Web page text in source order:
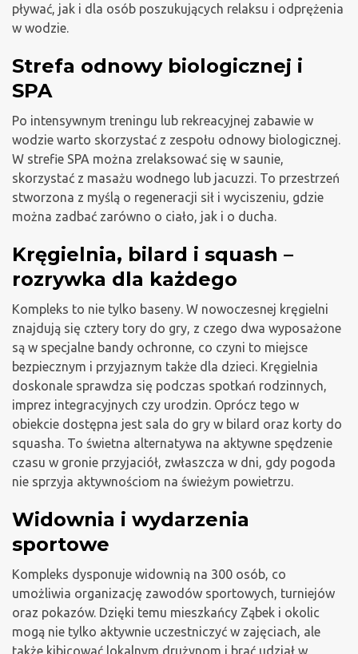
pływać, jak i dla osób poszukujących relaksu i odprężenia
w wodzie.
Strefa odnowy biologicznej i
SPA
Po intensywnym treningu lub rekreacyjnej zabawie w
wodzie warto skorzystać z zespołu odnowy biologicznej.
W strefie SPA można zrelaksować się w saunie,
skorzystać z masażu wodnego lub jacuzzi. To przestrzeń
stworzona z myślą o regeneracji sił i wyciszeniu, gdzie
można zadbać zarówno o ciało, jak i o ducha.
Kręgielnia, bilard i squash –
rozrywka dla każdego
Kompleks to nie tylko baseny. W nowoczesnej kręgielni
znajdują się cztery tory do gry, z czego dwa wyposażone
są w specjalne bandy ochronne, co czyni to miejsce
bezpiecznym i przyjaznym także dla dzieci. Kręgielnia
doskonale sprawdza się podczas spotkań rodzinnych,
imprez integracyjnych czy urodzin. Oprócz tego w
obiekcie dostępna jest sala do gry w bilard oraz korty do
squasha. To świetna alternatywa na aktywne spędzenie
czasu w gronie przyjaciół, zwłaszcza w dni, gdy pogoda
nie sprzyja aktywnościom na świeżym powietrzu.
Widownia i wydarzenia
sportowe
Kompleks dysponuje widownią na 300 osób, co
umożliwia organizację zawodów sportowych, turniejów
oraz pokazów. Dzięki temu mieszkańcy Ząbek i okolic
mogą nie tylko aktywnie uczestniczyć w zajęciach, ale
także kibicować lokalnym drużynom i brać udział w